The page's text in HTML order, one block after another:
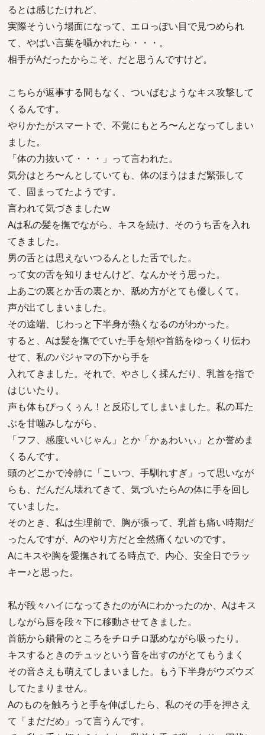
るとは感じたけれど、
実際そういう場面になって、エロっぽい目で見つめられ
て、やばい言葉を囁かれたら・・・。
相手がAだったからこそ、だと思うんですけど。
こちらが返事する間もなく、ついばむようなキス攻撃して
くるんです。
やりかたがスマートで、不覚にもとろ〜んとなってしまい
ました。
「体の力抜いて・・・」って言われた。
気分はとろ〜んとしていても、体のほうはまだ緊張して
て、固まってたようです。
言われて気づきましたw
Aは私の髪を撫でながら、キスを続け、そのうち舌を入れ
てきました。
男の舌とは思えないつるんとした舌でした。
って女の舌を知りませんけど、なんかそう思った。
上あごの裏とか舌の裏とか、舐め方がとても優しくて。
声が出てしまいました。
その途端、じわっと下半身が熱くなるのがわかった。
すると、Aは髪を撫でていた手を頬や首筋をゆっくり伝わ
せて、私のパジャマの下から手を
入れてきました。それで、やさしく揉んだり、乳首を指で
はじいたり。
声も体もぴっくぅん！と反応してしまいました。私の耳た
ぶを甘噛みしながら、
「フフ、感度いいじゃん」とか「かぁわいぃ」とか誉めま
くるんです。
頭のどこかで冷静に「こいつ、手馴れすぎ」って思いなが
らも、だんだん壊れてきて、気づいたらAの体に手を回し
ていました。
そのとき、私は生理前で、胸が張って、乳首も痛い時期だ
ったんですが、Aのやり方だと全然痛くないのです。
Aにキスや胸を愛撫されてる時点で、内心、安全日でラッ
キー♪と思った。
私が段々ハイになってきたのがAにわかったのか、Aはキス
しながら唇を段々下に移動させてきました。
首筋から鎖骨のところをチロチロ舐めながら吸ったり。
キスするときのチュッという音を出すのがとてもうまく
その音さえも萌えてしまいました。もう下半身がウズウズ
してたまりません。
Aのものを触ろうと手を伸ばしたら、私のその手を押さえ
て「まだだめ」って言うんです。